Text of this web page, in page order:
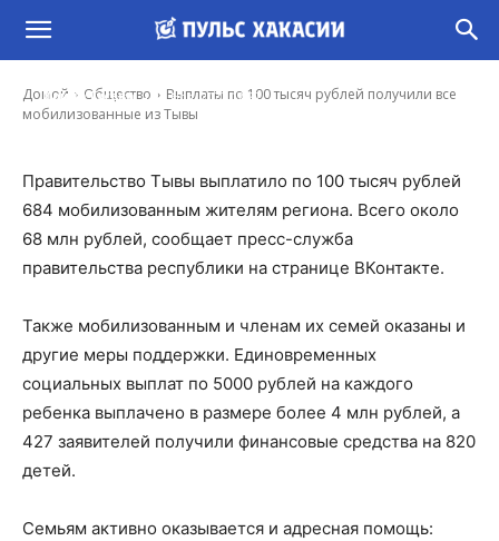
Домой Общество
Выплаты по 100 тысяч рублей получили все
мобилизованные из Тывы
Выплаты по 100 тысяч рублей получили все
мобилизованные из Тывы
Ирина Гусева - 12 Ноя, 2022 12:27
Правительство Тывы выплатило по 100 тысяч рублей
684 мобилизованным жителям региона. Всего около
68 млн рублей, сообщает пресс-служба
правительства республики на странице ВКонтакте.
Также мобилизованным и членам их семей оказаны и
другие меры поддержки. Единовременных
социальных выплат по 5000 рублей на каждого
ребенка выплачено в размере более 4 млн рублей, а
427 заявителей получили финансовые средства на 820
детей.
Семьям активно оказывается и адресная помощь: